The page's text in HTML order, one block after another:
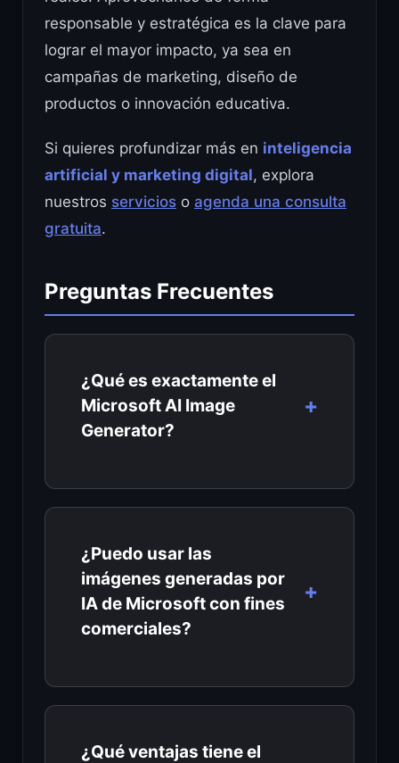
responsable y estratégica es la clave para
lograr el mayor impacto, ya sea en
campañas de marketing, diseño de
productos o innovación educativa.
Si quieres profundizar más en inteligencia
artificial y marketing digital, explora
nuestros servicios o agenda una consulta
gratuita.
Preguntas Frecuentes
¿Qué es exactamente el
Microsoft AI Image
Generator?
¿Puedo usar las
imágenes generadas por
IA de Microsoft con fines
comerciales?
¿Qué ventajas tiene el